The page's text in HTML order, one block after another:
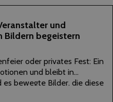
und
Bildern begeistern
oder privates Fest: Ein
und bleibt in
es bewegte Bilder, die diese